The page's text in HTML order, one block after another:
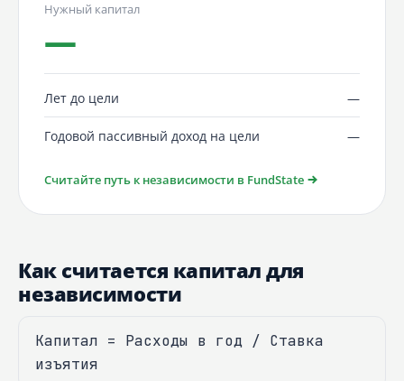
Нужный капитал
—
Лет до цели —
Годовой пассивный доход на цели —
Считайте путь к независимости в FundState
Как считается капитал для
независимости
Капитал = Расходы в год / Ставка
изъятия